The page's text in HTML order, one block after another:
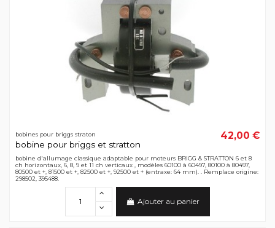
bobines pour briggs straton
bobine pour briggs et stratton
42,00 €
bobine d'allumage classique adaptable pour moteurs BRIGG & STRATTON 6 et 8
ch horizontaux, 6, 8, 9 et 11 ch verticaux , modèles 60100 à 60497, 80100 à 80497,
80500 et +, 81500 et +, 82500 et +, 92500 et + (entraxe: 64 mm). . Remplace origine:
298502, 395488.
Ajouter au panier